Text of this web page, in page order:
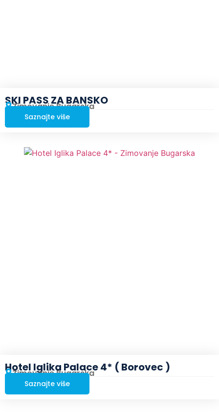
SKI PASS ZA BANSKO
Zimovanje Bugarska
Saznajte više
Hotel Iglika Palace 4* ( Borovec )
Zimovanje Bugarska
Saznajte više